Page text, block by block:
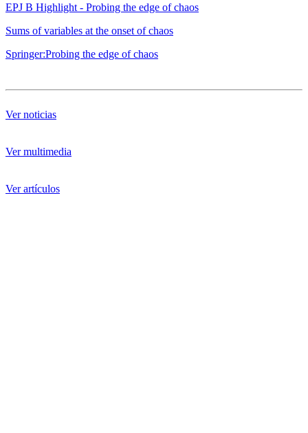
EPJ B Highlight - Probing the edge of chaos
Sums of variables at the onset of chaos
Springer:Probing the edge of chaos
Ver noticias
Ver multimedia
Ver artículos